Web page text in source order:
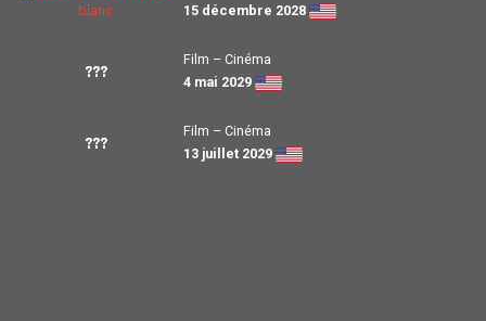
15 décembre 2028
???
Film – Cinéma
4 mai 2029
???
Film – Cinéma
13 juillet 2029